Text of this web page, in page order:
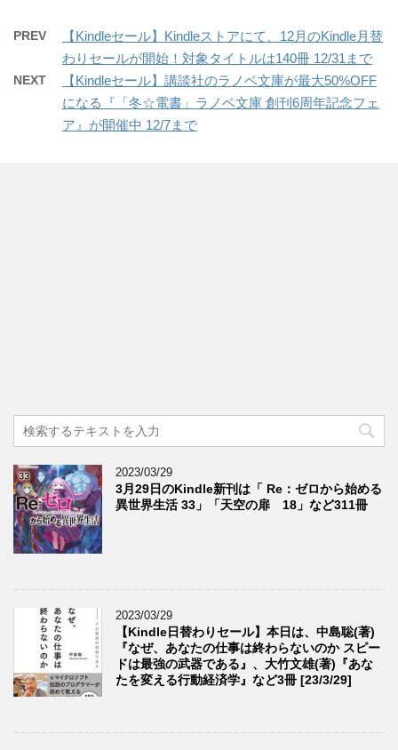
PREV
【Kindleセール】Kindleストアにて、12月のKindle月替
わりセールが開始！対象タイトルは140冊 12/31まで
NEXT
【Kindleセール】講談社のラノベ文庫が最大50%OFF
になる『「冬☆電書」ラノベ文庫 創刊6周年記念フェ
ア』が開催中 12/7まで
2023/03/29
3月29日のKindle新刊は「 Re：ゼロから始める
異世界生活 33」「天空の扉 18」など311冊
2023/03/29
【Kindle日替わりセール】本日は、中島聡(著)
『なぜ、あなたの仕事は終わらないのか スピー
ドは最強の武器である』、大竹文雄(著)『あな
たを変える行動経済学』など3冊 [23/3/29]